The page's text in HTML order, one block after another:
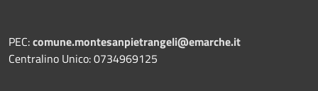
PEC:comune.montesanpietrangeli@emarche.it
Centralino Unico: 0734969125